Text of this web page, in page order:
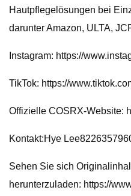
Hautpflegelösungen bei
darunter Amazon, ULTA,
Instagram: https://
TikTok: https://
Offizielle COSRX-Website:
Kontakt:Hye
Sehen Sie sich
herunterzuladen: https://